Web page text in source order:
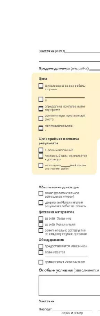
имени Морозова
имени Свердлова
Красный Бор
Кузнечное
Кузьмоловский
Лебяжье
Лесогорский
Мга
Назия